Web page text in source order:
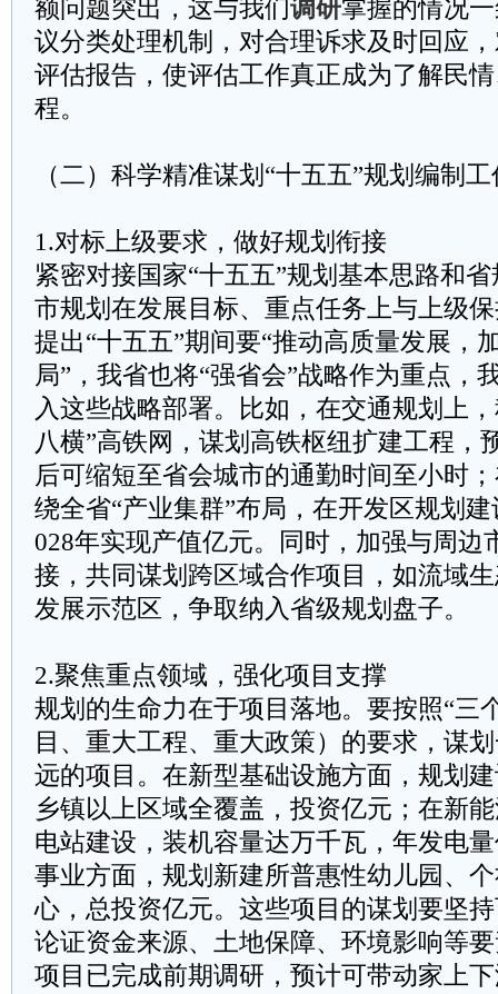
额问题突出，这与我们调研掌握的情况
议分类处理机制，对合理诉求及时回应
评估报告，使评估工作真正成为了解民
程。
（二）科学精准谋划“十五五”规划编制工
1.对标上级要求，做好规划衔接
紧密对接国家“十五五”规划基本思路和
市规划在发展目标、重点任务上与上级
提出“十五五”期间要“推动高质量发展，
局”，我省也将“强省会”战略作为重点，
入这些战略部署。比如，在交通规划上
八横”高铁网，谋划高铁枢纽扩建工程，
后可缩短至省会城市的通勤时间至小时
绕全省“产业集群”布局，在开发区规划
028年实现产值亿元。同时，加强与周边
接，共同谋划跨区域合作项目，如流域
发展示范区，争取纳入省级规划盘子。
2.聚焦重点领域，强化项目支撑
规划的生命力在于项目落地。要按照“三
目、重大工程、重大政策）的要求，谋
远的项目。在新型基础设施方面，规划
乡镇以上区域全覆盖，投资亿元；在新
电站建设，装机容量达万千瓦，年发电
事业方面，规划新建所普惠性幼儿园、
心，总投资亿元。这些项目的谋划要坚
论证资金来源、土地保障、环境影响等
项目已完成前期调研，预计可带动家上